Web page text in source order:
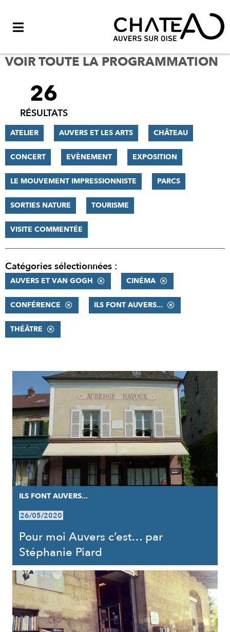
VOIR TOUTE LA PROGRAMMATION
FILTRER
RÉSULTATS
26
RÉSULTATS
ATELIER AUVERS ET LES ARTS CHÂTEAU
CONCERT EVÈNEMENT EXPOSITION
LE MOUVEMENT IMPRESSIONNISTE PARCS
SORTIES NATURE TOURISME
VISITE COMMENTÉE
Catégories sélectionnées :
AUVERS ET VAN GOGH CINÉMA
CONFÉRENCE ILS FONT AUVERS...
THÉÂTRE
RÉSULTATS
ILS FONT AUVERS...
26/05/2020
Pour moi Auvers c’est… par
Stéphanie Piard